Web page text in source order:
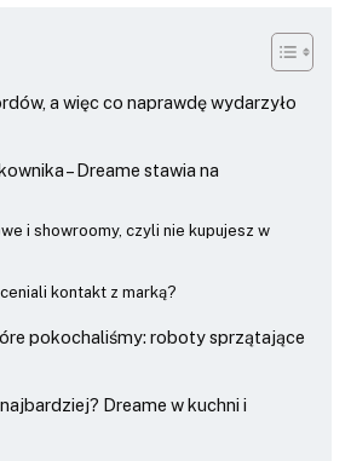
a więc co naprawdę wydarzyło
– Dreame stawia na
i showroomy, czyli nie kupujesz w
kontakt z marką?
pokochaliśmy: roboty sprzątające
Dreame w kuchni i